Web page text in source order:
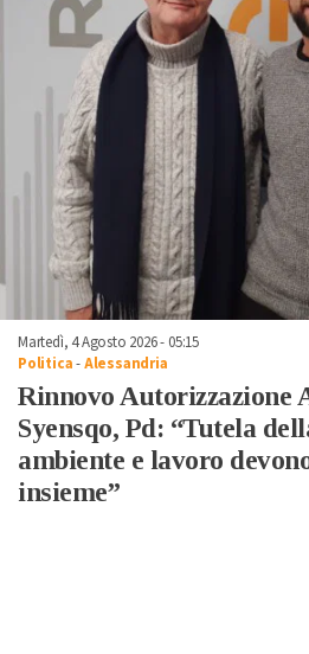
Martedì, 4 Agosto 2026 - 05:15
Politica-Alessandria
Rinnovo Autorizzazione
Syensqo, Pd: “Tutela
ambiente e lavoro
insieme”